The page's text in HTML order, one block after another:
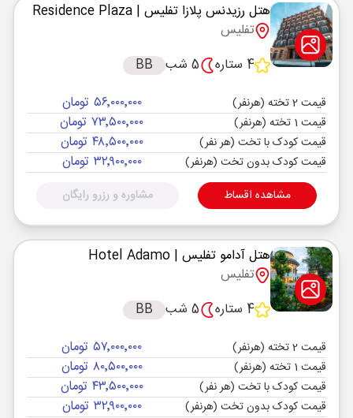
هتل رزیدنس پلازا تفلیس | Residence Plaza
تفلیس
4 ستاره
5 شب BB
قیمت 2 تخته (هرنفر) ۵۶٬۰۰۰٬۰۰۰ تومان
قیمت 1 تخته (هرنفر) ۷۳٬۵۰۰٬۰۰۰ تومان
قیمت کودک با تخت (هر نفر) ۴۸٬۵۰۰٬۰۰۰ تومان
قیمت کودک بدون تخت (هرنفر) ۳۲٬۹۰۰٬۰۰۰ تومان
مشاهده اقساط مشاوره و رزرو رایگان
هتل آدامو تفلیس | Hotel Adamo
تفلیس
4 ستاره
5 شب BB
قیمت 2 تخته (هرنفر) ۵۷٬۰۰۰٬۰۰۰ تومان
قیمت 1 تخته (هرنفر) ۸۰٬۵۰۰٬۰۰۰ تومان
قیمت کودک با تخت (هر نفر) ۴۳٬۵۰۰٬۰۰۰ تومان
قیمت کودک بدون تخت (هرنفر) ۳۲٬۹۰۰٬۰۰۰ تومان